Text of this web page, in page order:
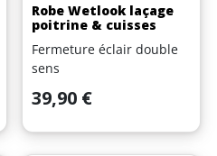
Robe Wetlook laçage
poitrine & cuisses
Fermeture éclair double
sens
Prix
39,90 €